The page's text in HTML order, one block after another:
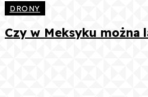
DRONY
Czy w Meksyku można